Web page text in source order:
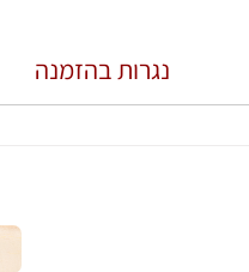
נגרות בהזמנה